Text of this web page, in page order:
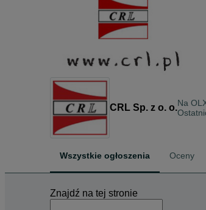
CRL Sp. z o. o.Na
Wszystkie ogłoszenia Oceny
Znajdź na tej stronie